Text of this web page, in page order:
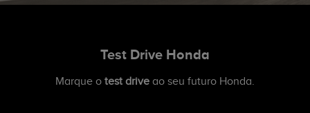
Test Drive Honda
Marque o test drive ao seu futuro Honda.